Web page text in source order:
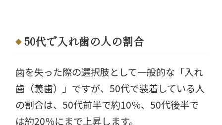
50代で入れ歯の人の割合
歯を失った際の選択肢として一般的な「入れ
歯（義歯）」ですが、50代で装着している人
の割合は、50代前半で約10％、50代後半で
は約20％にまで上昇します。